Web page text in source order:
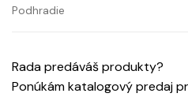
Podhradie
Rada predáváš produkty?
Ponúkám katalogový predaj